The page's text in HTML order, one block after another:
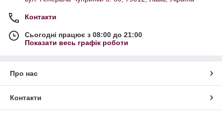
Контакти
Сьогодні працює з 08:00 до 21:00
Показати весь графік роботи
Про нас
Контакти